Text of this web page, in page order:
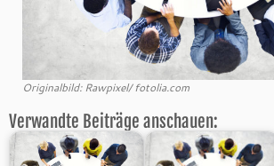
Originalbild: Rawpixel/ fotolia.com
Verwandte Beiträge anschauen: